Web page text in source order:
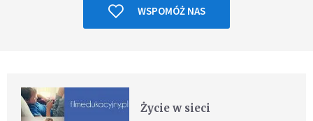
WSPOMÓŻ NAS
Życie w sieci